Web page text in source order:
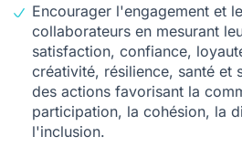
Encourager l'engagement et
collaborateurs en mesurant
satisfaction, confiance,
créativité, résilience, santé et
des actions favorisant la
participation, la cohésion, la
l'inclusion.